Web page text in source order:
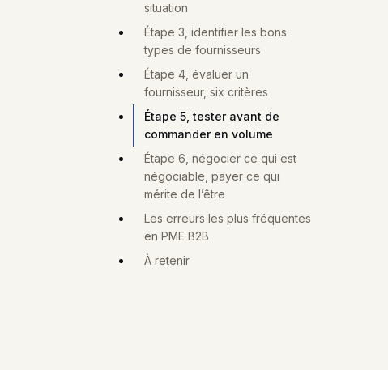
situation
Étape 3, identifier les bons
types de fournisseurs
Étape 4, évaluer un
fournisseur, six critères
Étape 5, tester avant de
commander en volume
Étape 6, négocier ce qui est
négociable, payer ce qui
mérite de l’être
Les erreurs les plus fréquentes
en PME B2B
À retenir